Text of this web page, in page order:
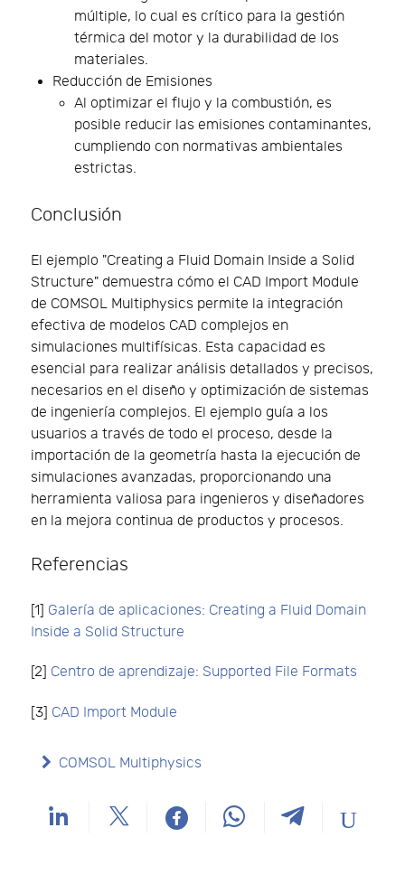
múltiple, lo cual es crítico para la gestión
térmica del motor y la durabilidad de los
materiales.
Reducción de Emisiones
Al optimizar el flujo y la combustión, es
posible reducir las emisiones contaminantes,
cumpliendo con normativas ambientales
estrictas.
Conclusión
El ejemplo "Creating a Fluid Domain Inside a Solid
Structure" demuestra cómo el CAD Import Module
de COMSOL Multiphysics permite la integración
efectiva de modelos CAD complejos en
simulaciones multifísicas. Esta capacidad es
esencial para realizar análisis detallados y precisos,
necesarios en el diseño y optimización de sistemas
de ingeniería complejos. El ejemplo guía a los
usuarios a través de todo el proceso, desde la
importación de la geometría hasta la ejecución de
simulaciones avanzadas, proporcionando una
herramienta valiosa para ingenieros y diseñadores
en la mejora continua de productos y procesos.
Referencias
[1] Galería de aplicaciones: Creating a Fluid Domain
Inside a Solid Structure
[2] Centro de aprendizaje: Supported File Formats
[3] CAD Import Module
COMSOL Multiphysics